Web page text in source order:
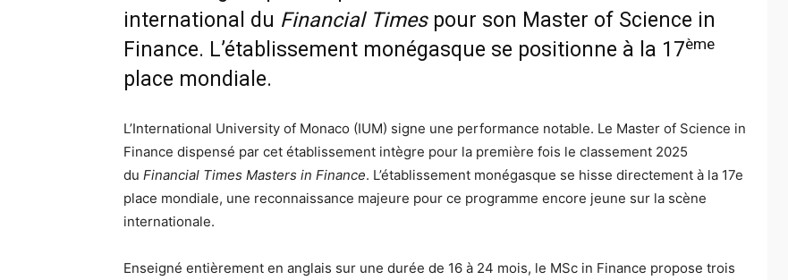
international du Financial Timespour son Master of Science in
Finance. L’établissement monégasque se positionne à la 17ème
place mondiale.
L’International University of Monaco (IUM) signe une performance notable. Le Master of Science in
Finance dispensé par cet établissement intègre pour la première fois le classement 2025
du Financial Times Masters in Finance. L’établissement monégasque se hisse directement à la 17e
place mondiale, une reconnaissance majeure pour ce programme encore jeune sur la scène
internationale.
Enseigné entièrement en anglais sur une durée de 16 à 24 mois, le MSc in Finance propose trois